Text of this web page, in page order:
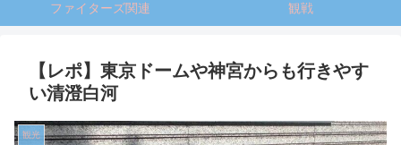
ファイターズ関連 観戦
【レポ】東京ドームや神宮からも行きやす
い清澄白河
観光